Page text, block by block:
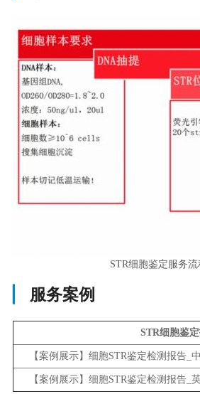
STR细胞鉴定服务流
服务案例
STR细胞鉴
【案例展示】细胞STR鉴定检测报告_
【案例展示】细胞STR鉴定检测报告_